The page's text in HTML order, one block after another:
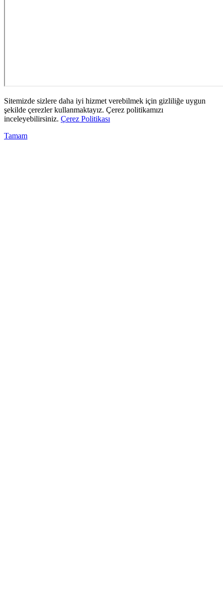
Sitemizde sizlere daha iyi hizmet verebilmek için gizliliğe uygun
şekilde çerezler kullanmaktayız. Çerez politikamızı
inceleyebilirsiniz. Çerez Politikası
Tamam